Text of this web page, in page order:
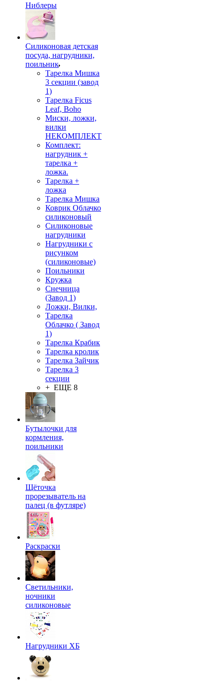
Ниблеры
Силиконовая детская
посуда, нагрудники,
поильник
Тарелка Мишка
3 секции (завод
1)
Тарелка Ficus
Leaf, Boho
Миски, ложки,
вилки
НЕКОМПЛЕКТ
Комплект:
нагрудник +
тарелка +
ложка.
Тарелка +
ложка
Тарелка Мишка
Коврик Облачко
силиконовый
Силиконовые
нагрудники
Нагрудники с
рисунком
(силиконовые)
Поильники
Кружка
Снечница
(Завод 1)
Ложки, Вилки,
Тарелка
Облачко ( Завод
1)
Тарелка Крабик
Тарелка кролик
Тарелка Зайчик
Тарелка 3
секции
+ ЕЩЕ 8
Бутылочки для
кормления,
поильники
Щёточка
прорезыватель на
палец (в футляре)
Раскраски
Светильники,
ночники
силиконовые
Нагрудники ХБ